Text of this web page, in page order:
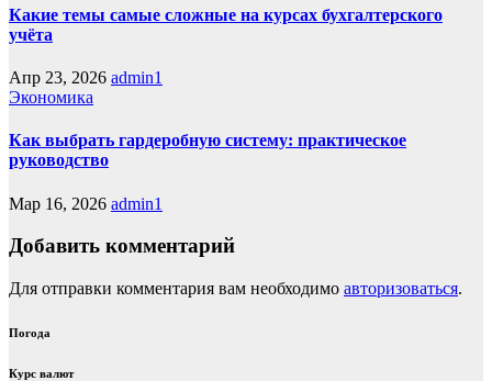
Какие темы самые сложные на курсах бухгалтерского
учёта
Апр 23, 2026 admin1
Экономика
Как выбрать гардеробную систему: практическое
руководство
Мар 16, 2026 admin1
Добавить комментарий
Для отправки комментария вам необходимо авторизоваться.
Погода
Курс валют